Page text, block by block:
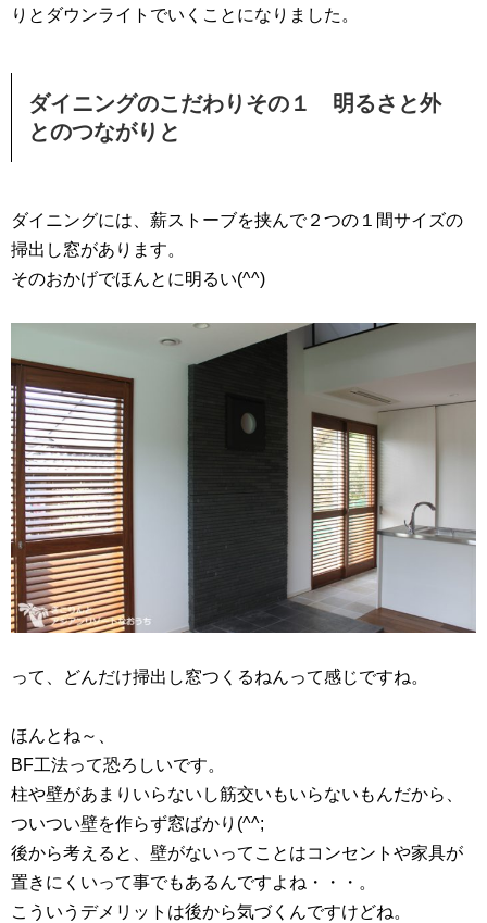
りとダウンライトでいくことになりました。
ダイニングのこだわりその１ 明るさと外
とのつながりと
ダイニングには、薪ストーブを挟んで２つの１間サイズの
掃出し窓があります。
そのおかげでほんとに明るい(^^)
って、どんだけ掃出し窓つくるねんって感じですね。
ほんとね～、
BF工法って恐ろしいです。
柱や壁があまりいらないし筋交いもいらないもんだから、
ついつい壁を作らず窓ばかり(^^;
後から考えると、壁がないってことはコンセントや家具が
置きにくいって事でもあるんですよね・・・。
こういうデメリットは後から気づくんですけどね。